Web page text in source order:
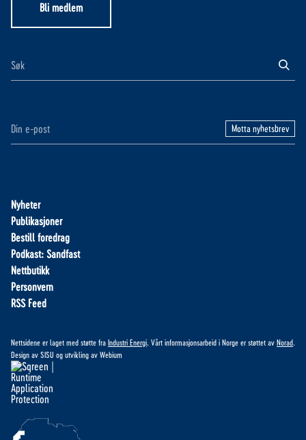
Bli medlem
Motta nyhetsbrev
Nyheter
Publikasjoner
Bestill foredrag
Podkast: Sandfast
Nettbutikk
Personvern
RSS Feed
Nettsidene er laget med støtte fra Industri Energi. Vårt informasjonsarbeid i Norge er støttet av Norad.
Design av SISU og utvikling av Webium